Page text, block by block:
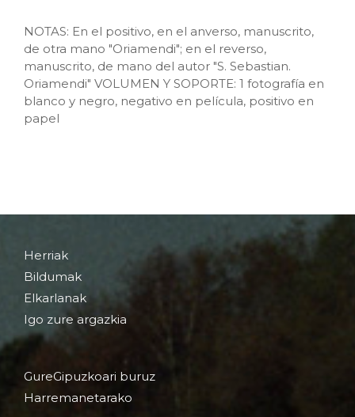
NOTAS: En el positivo, en el anverso, manuscrito,
de otra mano "Oriamendi"; en el reverso,
manuscrito, de mano del autor "S. Sebastian.
Oriamendi" VOLUMEN Y SOPORTE: 1 fotografía en
blanco y negro, negativo en película, positivo en
papel
Herriak
Bildumak
Elkarlanak
Igo zure argazkia
GureGipuzkoari buruz
Harremanetarako